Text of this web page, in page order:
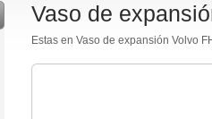
Vaso de
Estas en Vaso de expansión Volvo